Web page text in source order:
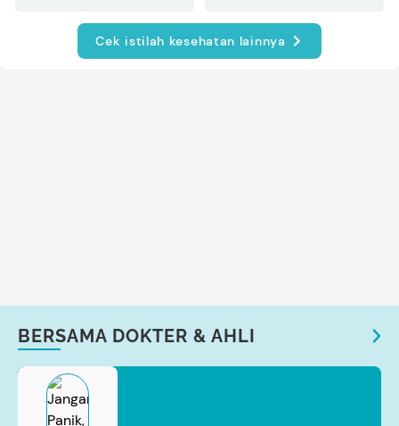
Cek istilah kesehatan lainnya
BERSAMA DOKTER & AHLI